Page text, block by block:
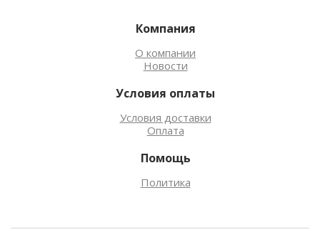
Компания
О компании
Новости
Условия оплаты
Условия доставки
Оплата
Помощь
Политика